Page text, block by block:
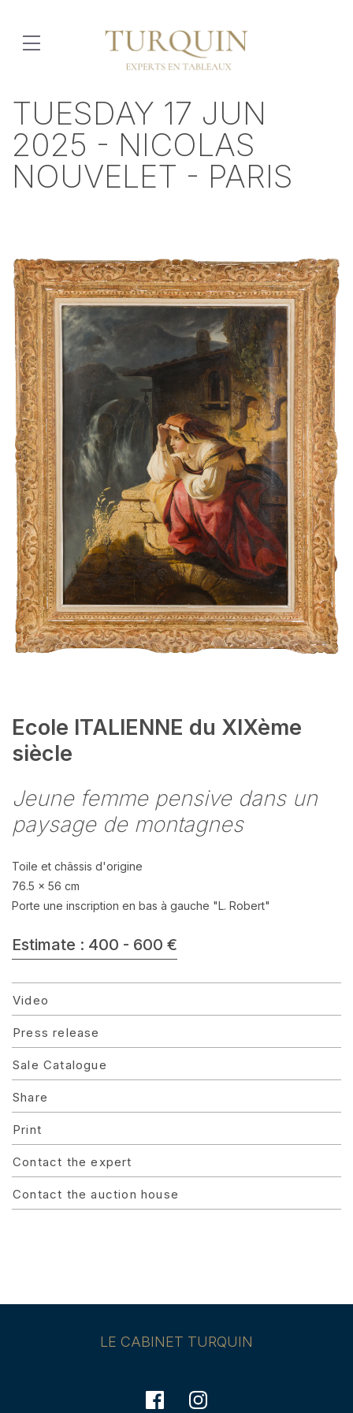
TUESDAY 17 JUN
2025 - NICOLAS
NOUVELET - PARIS
Ecole ITALIENNE du XIXème
siècle
Jeune femme pensive dans un
paysage de montagnes
Toile et châssis d'origine
76.5 x 56 cm
Porte une inscription en bas à gauche "L. Robert"
Estimate : 400 - 600 €
Video
Press release
Sale Catalogue
Share
Print
Contact the expert
Contact the auction house
LE CABINET TURQUIN